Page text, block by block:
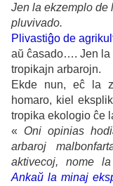
Jen la ekzemplo de
pluvivado.
Plivastiĝo de
aŭ ĉasado…. Jen la
tropikajn arbarojn.
Ekde nun, eĉ la
homaro, kiel
tropika ekologio ĉe
« Oni opinias
arbaroj
aktivecoj, nome
Ankaŭ la minaj